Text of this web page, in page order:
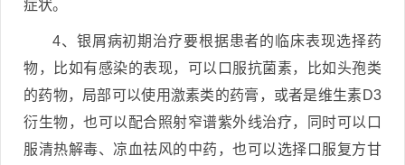
症状。
4、银屑病初期治疗要根据患者的临床表现选择药
物，比如有感染的表现，可以口服抗菌素，比如头孢类
的药物，局部可以使用激素类的药膏，或者是维生素D3
衍生物，也可以配合照射窄谱紫外线治疗，同时可以口
服清热解毒、凉血祛风的中药，也可以选择口服复方甘